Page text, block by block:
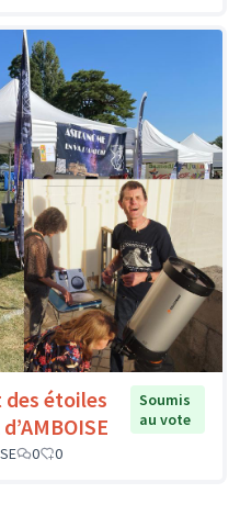
des étoiles
Soumis
au vote
0 0